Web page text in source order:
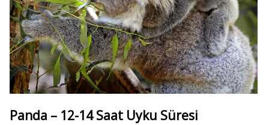
Panda – 12-14 Saat Uyku Süresi